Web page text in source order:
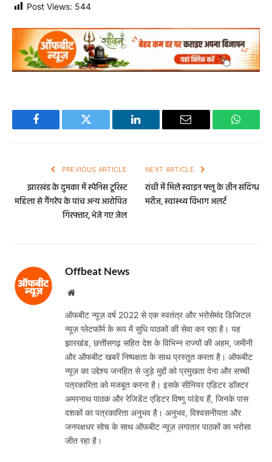
Post Views: 544
Facebook Twitter LinkedIn Email
PREVIOUS ARTICLE
झारखंड के दुमका में स्पेनिस टूरिस्ट
महिला से गैंगरेप के पांच अन्य आरोपित
गिरफ्तार, भेजे गए जेल
NEXT ARTICLE
रांची में मिले स्वाइन फ्लू के तीन संदिग्ध
मरीज, स्वास्थ्य विभाग अलर्ट
Offbeat News
Website
ऑफबीट न्यूज़ वर्ष 2022 से एक स्वतंत्र और भरोसेमंद डिजिटल
न्यूज़ प्लेटफॉर्म के रूप में सुधि पाठकों की सेवा कर रहा है। यह
झारखंड, छत्तीसगढ़ सहित देश के विभिन्न राज्यों की अहम, जमीनी
और ऑफबीट खबरें निष्पक्षता के साथ प्रस्तुत करता है। ऑफबीट
न्यूज़ का उद्देश्य जनहित से जुड़े मुद्दों को प्रमुखता देना और सच्ची
पत्रकारिता को मजबूत करना है। इसके सीनियर एडिटर डॉक्टर
अमरनाथ पाठक और रेजिडेंट एडिटर विष्णु पांडेय हैं, जिनके पास
दशकों का पत्रकारिता अनुभव है। अनुभव, विश्वसनीयता और
जनपक्षधर सोच के साथ ऑफबीट न्यूज़ लगातार पाठकों का भरोसा
जीत रहा है।